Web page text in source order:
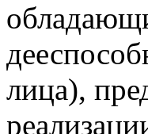
лица),